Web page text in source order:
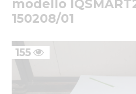
modello
150208/01
155